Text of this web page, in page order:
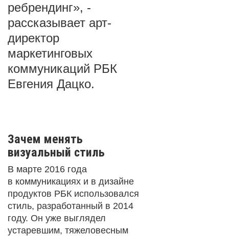
ребрендинг», -
рассказывает арт-
директор
маркетинговых
коммуникаций РБК
Евгения Дацко.
Зачем менять
визуальный стиль
В марте 2016 года
в коммуникациях и в дизайне
продуктов РБК использовался
стиль, разработанный в 2014
году. Он уже выглядел
устаревшим, тяжеловесным